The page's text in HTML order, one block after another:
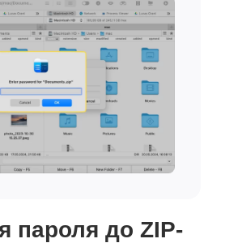
пароля до ZIP-